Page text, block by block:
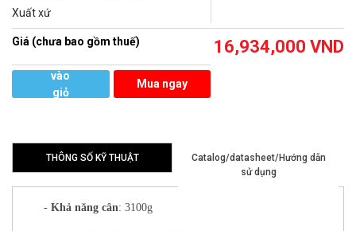
Xuất xứ
Giá (chưa bao gồm thuế) 16,934,000 VND
vào
giỏ
Mua ngay
THÔNG SỐ KỸ THUẬT
Catalog/datasheet/Hướng dẫn
sử dụng
- Khả năng cân: 3100g